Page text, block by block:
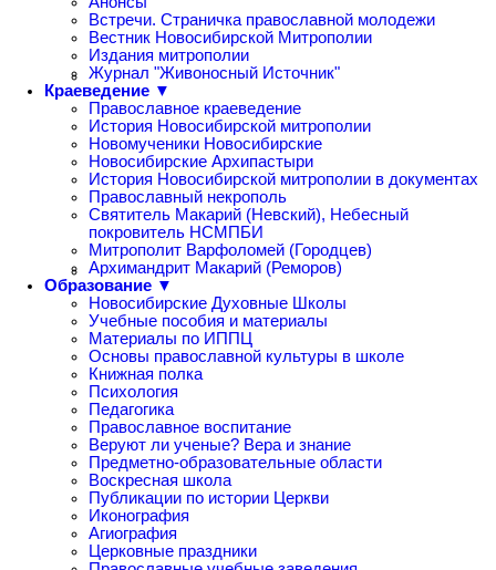
Встречи. Страничка православной молодежи
Вестник Новосибирской Митрополии
Издания митрополии
Журнал "Живоносный Источник"
Краеведение ▼
Православное краеведение
История Новосибирской митрополии
Новомученики Новосибирские
Новосибирские Архипастыри
История Новосибирской митрополии в документах
Православный некрополь
Святитель Макарий (Невский), Небесный
покровитель НСМПБИ
Митрополит Варфоломей (Городцев)
Архимандрит Макарий (Реморов)
Образование ▼
Новосибирские Духовные Школы
Учебные пособия и материалы
Материалы по ИППЦ
Основы православной культуры в школе
Книжная полка
Психология
Педагогика
Православное воспитание
Веруют ли ученые? Вера и знание
Предметно-образовательные области
Воскресная школа
Публикации по истории Церкви
Иконография
Агиография
Церковные праздники